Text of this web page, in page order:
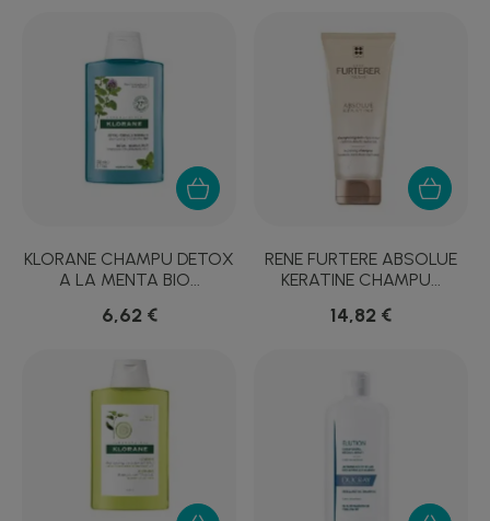
KLORANE CHAMPU DETOX
A LA MENTA BIO...
6,62 €
RENE FURTERE ABSOLUE
KERATINE CHAMPU...
14,82 €